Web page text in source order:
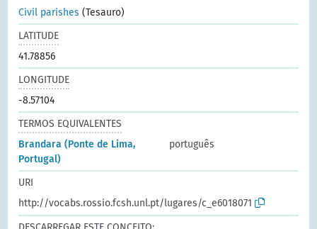
Civil parishes (Tesauro)
LATITUDE
41.78856
LONGITUDE
-8.57104
TERMOS EQUIVALENTES
Brandara (Ponte de Lima,
Portugal)
português
URI
http://vocabs.rossio.fcsh.unl.pt/lugares/c_e6018071